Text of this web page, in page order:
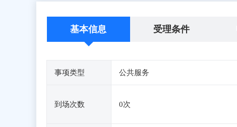
基本信息 受理条件
事项类型 公共服务
到场次数 0次